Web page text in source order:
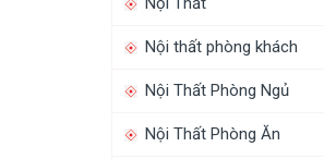
Nội thất phòng khách
Nội Thất Phòng Ngủ
Nội Thất Phòng Ăn